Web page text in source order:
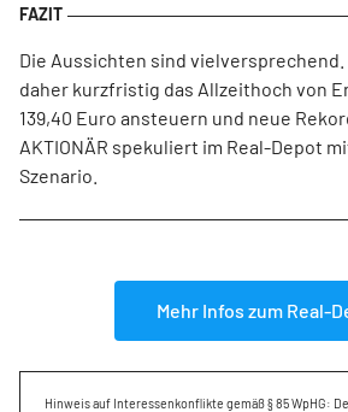
Die Aussichten sind
daher kurzfristig das Allzeithoch von
139,40 Euro ansteuern und neue
AKTIONÄR spekuliert im Real-Depot
Szenario.
Mehr Infos zum Real-
Hinweis auf Interessenkonflikte gemäß § 85 WpHG: